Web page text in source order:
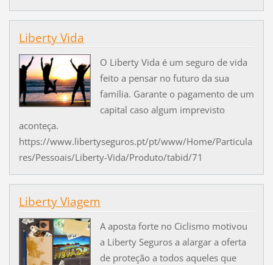
Liberty Vida
O Liberty Vida é um seguro de vida
feito a pensar no futuro da sua
família. Garante o pagamento de um
capital caso algum imprevisto
aconteça.
https://www.libertyseguros.pt/pt/www/Home/Particula
res/Pessoais/Liberty-Vida/Produto/tabid/71
Liberty Viagem
A aposta forte no Ciclismo motivou
a Liberty Seguros a alargar a oferta
de proteção a todos aqueles que